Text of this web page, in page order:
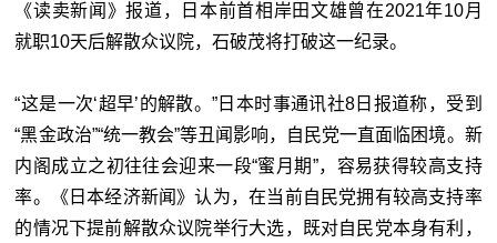
《读卖新闻》报道，日本前首相岸田文雄曾在2021年10月
就职10天后解散众议院，石破茂将打破这一纪录。
“这是一次‘超早’的解散。”日本时事通讯社8日报道称，受到
“黑金政治”“统一教会”等丑闻影响，自民党一直面临困境。新
内阁成立之初往往会迎来一段“蜜月期”，容易获得较高支持
率。《日本经济新闻》认为，在当前自民党拥有较高支持率
的情况下提前解散众议院举行大选，既对自民党本身有利，